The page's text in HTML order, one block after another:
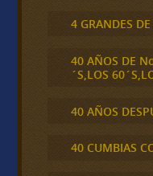
4 GRANDES
40 AÑOS DE
´S,LOS
40 AÑOS
40 CUMBIAS